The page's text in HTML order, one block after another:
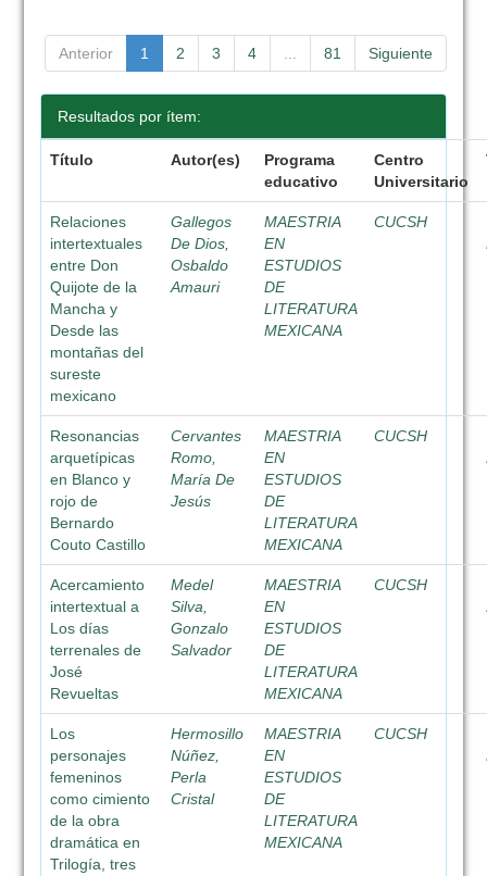
Anterior 1 2 3 4 81 Siguiente
Resultados por ítem:
Título Autor(es)
Programa
educativo
Centro
Universitario
Relaciones
intertextuales
entre Don
Quijote de la
Mancha y
Desde las
montañas del
sureste
mexicano
Gallegos
De Dios,
Osbaldo
Amauri
MAESTRIA
EN
ESTUDIOS
DE
LITERATURA
MEXICANA
CUCSH
Resonancias
arquetípicas
en Blanco y
rojo de
Bernardo
Couto Castillo
Cervantes
Romo,
María De
Jesús
MAESTRIA
EN
ESTUDIOS
DE
LITERATURA
MEXICANA
CUCSH
Acercamiento
intertextual a
Los días
terrenales de
José
Revueltas
Medel
Silva,
Gonzalo
Salvador
MAESTRIA
EN
ESTUDIOS
DE
LITERATURA
MEXICANA
CUCSH
Los
personajes
femeninos
como cimiento
de la obra
dramática en
Trilogía, tres
Hermosillo
Núñez,
Perla
Cristal
MAESTRIA
EN
ESTUDIOS
DE
LITERATURA
MEXICANA
CUCSH